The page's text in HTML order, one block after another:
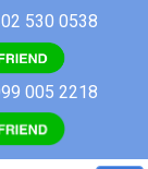
530 0538
005 2218